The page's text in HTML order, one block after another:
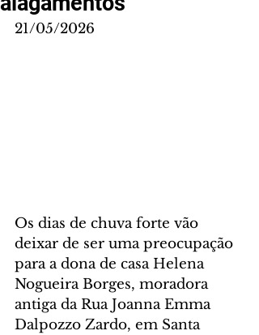
21/05/2026
Os dias de chuva forte vão
deixar de ser uma preocupação
para a dona de casa Helena
Nogueira Borges, moradora
antiga da Rua Joanna Emma
Dalpozzo Zardo, em Santa